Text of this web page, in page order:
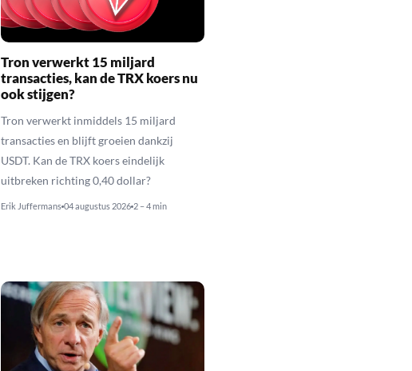
Tron verwerkt 15 miljard
transacties, kan de TRX koers nu
ook stijgen?
Tron verwerkt inmiddels 15 miljard
transacties en blijft groeien dankzij
USDT. Kan de TRX koers eindelijk
uitbreken richting 0,40 dollar?
Erik Juffermans 04 augustus 2026 2 – 4 min